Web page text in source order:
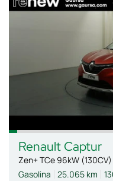
Renault Captur
Zen+ TCe 96kW (130CV)
Gasolina
25.065 km